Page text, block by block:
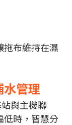
拖布維持在濕
水管理
與主機聯
低時，智慧分